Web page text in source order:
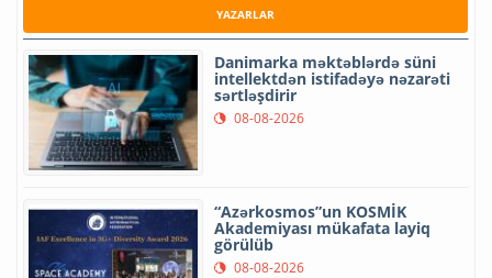
YAZARLAR
Danimarka məktəblərdə süni
intellektdən istifadəyə nəzarəti
sərtləşdirir
08-08-2026
“Azərkosmos”un KOSMİK
Akademiyası mükafata layiq
görülüb
08-08-2026